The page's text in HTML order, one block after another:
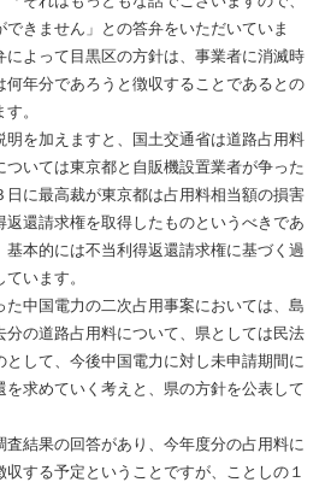
きません」との答弁をいただいていま
よって目黒区の方針は、事業者に消滅時
年分であろうと徴収することであるとの
。
を加えますと、国土交通省は道路占用料
いては東京都と自販機設置業者が争った
に最高裁が東京都は占用料相当額の損害
還請求権を取得したものというべきであ
本的には不当利得返還請求権に基づく過
います。
中国電力の二次占用事案においては、島
の道路占用料について、県としては民法
として、今後中国電力に対し未申請期間に
求めていく考えと、県の方針を公表して
結果の回答があり、今年度分の占用料に
する予定ということですが、ことしの１